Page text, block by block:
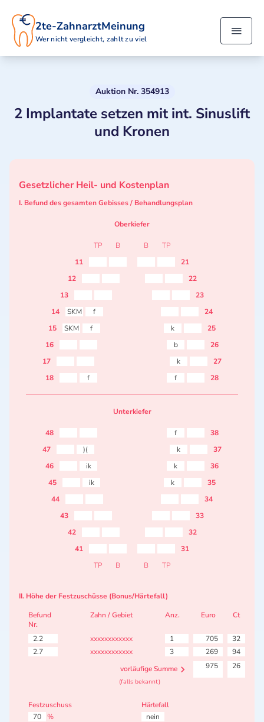
2te-ZahnarztMeinung
Wer nicht vergleicht, zahlt zu viel
Auktion Nr. 354913
2 Implantate setzen mit int. Sinuslift
und Kronen
Gesetzlicher Heil- und Kostenplan
I. Befund des gesamten Gebisses / Behandlungsplan
Oberkiefer
TP B B
TP
11
21
12
22
13
23
14
SKM f
24
15
SKM f k
25
16
b
26
17
k
27
18
f f 28
Unterkiefer
48 f
38
47
)( k
37
46
ik k
36
45
ik k
35
44
34
43
33
42
32
41
31
TP
B B TP
II. Höhe der Festzuschüsse (Bonus/Härtefall)
Befund
Nr.
Zahn / Gebiet Anz. Euro Ct
2.2 xxxxxxxxxxxx 1 705
32
2.7
xxxxxxxxxxxx 3 269
94
vorläufige Summe
975 26
(falls bekannt)
Festzuschuss
70
%
Härtefall
nein